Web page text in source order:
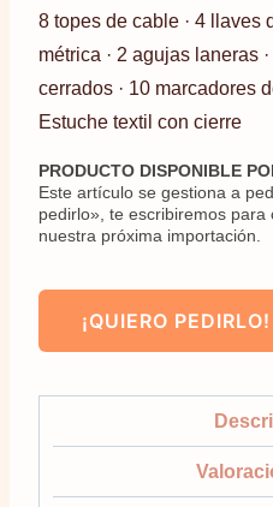
8 topes de cable · 4 llaves
métrica · 2 agujas laneras
cerrados · 10 marcadores
Estuche textil con cierre
PRODUCTO DISPONIBLE
Este artículo se gestiona a
pedirlo», te escribiremos
nuestra próxima importación.
¡QUIERO PEDIRLO!